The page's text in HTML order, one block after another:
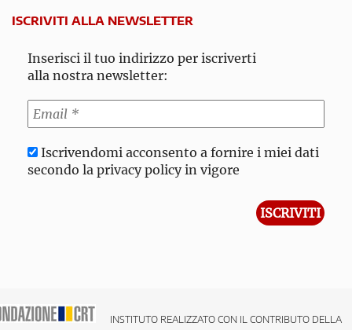
ISCRIVITI ALLA NEWSLETTER
Inserisci il tuo indirizzo per iscriverti
alla nostra newsletter:
Iscrivendomi acconsento a fornire i miei dati
secondo la privacy policy in vigore
INSTITUTO REALIZZATO CON IL CONTRIBUTO DELLA